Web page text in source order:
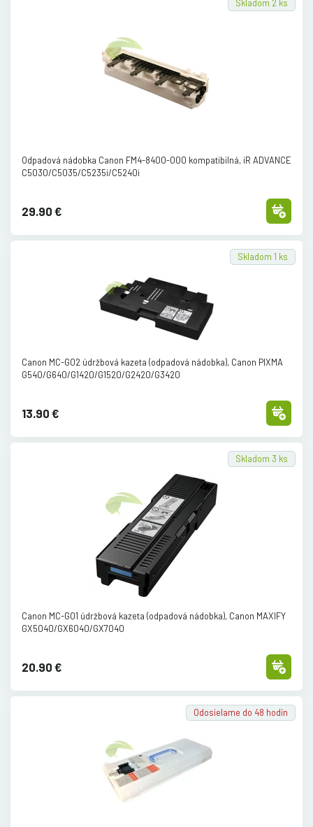
Skladom 2 ks
Odpadová nádobka Canon FM4-8400-000 kompatibilná, iR ADVANCE
C5030/C5035/C5235i/C5240i
29.90 €
Skladom 1 ks
Canon MC-G02 údržbová kazeta (odpadová nádobka), Canon PIXMA
G540/G640/G1420/G1520/G2420/G3420
13.90 €
Skladom 3 ks
Canon MC-G01 údržbová kazeta (odpadová nádobka), Canon MAXIFY
GX5040/GX6040/GX7040
20.90 €
Odosielame do 48 hodín